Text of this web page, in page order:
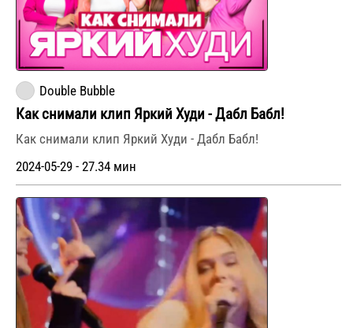
Double Bubble
Как снимали клип Яркий Худи - Дабл Бабл!
Как снимали клип Яркий Худи - Дабл Бабл!
2024-05-29 - 27.34 мин